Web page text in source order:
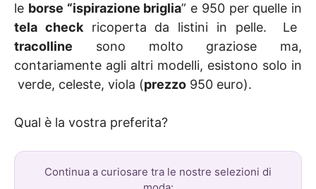
le borse “ispirazione briglia” e 950 per quelle in
tela checkricoperta da listini in pelle. Le
tracolline sono molto graziose ma,
contariamente agli altri modelli, esistono solo in
verde, celeste, viola (prezzo 950 euro).
Qual è la vostra preferita?
Continua a curiosare tra le nostre selezioni di